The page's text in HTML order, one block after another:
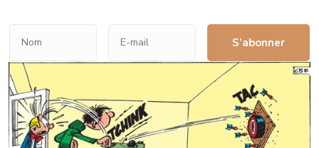
S’abonner